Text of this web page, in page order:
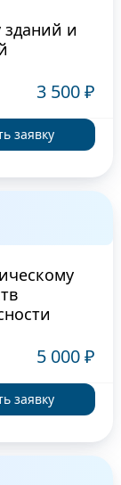
зданий и
3 500 ₽
заявку
5 000 ₽
заявку